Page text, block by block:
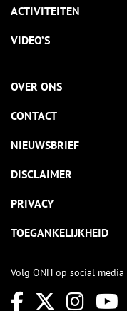
ACTIVITEITEN
VIDEO’S
OVER ONS
CONTACT
NIEUWSBRIEF
DISCLAIMER
PRIVACY
TOEGANKELIJKHEID
Volg ONH op social media